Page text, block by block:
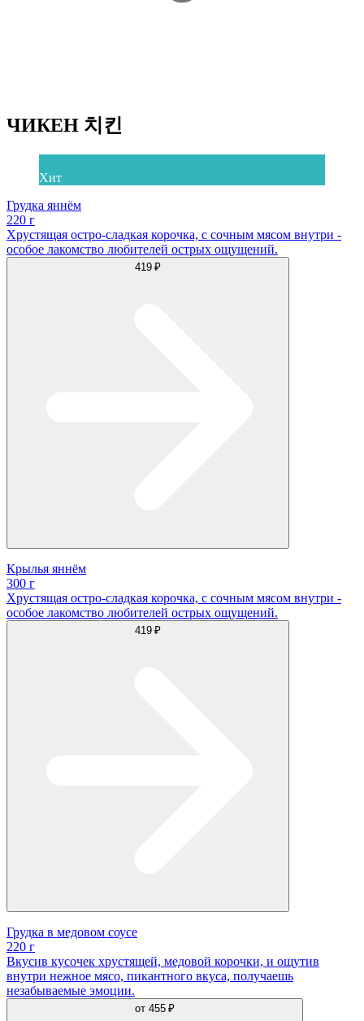
ЧИКЕН 치킨
Хит
Грудка яннём
220 г
Хрустящая остро-сладкая корочка, с сочным мясом внутри -
особое лакомство любителей острых ощущений.
419 ₽
Крылья яннём
300 г
Хрустящая остро-сладкая корочка, с сочным мясом внутри -
особое лакомство любителей острых ощущений.
419 ₽
Грудка в медовом соусе
220 г
Вкусив кусочек хрустящей, медовой корочки, и ощутив
внутри нежное мясо, пикантного вкуса, получаешь
незабываемые эмоции.
от 455 ₽